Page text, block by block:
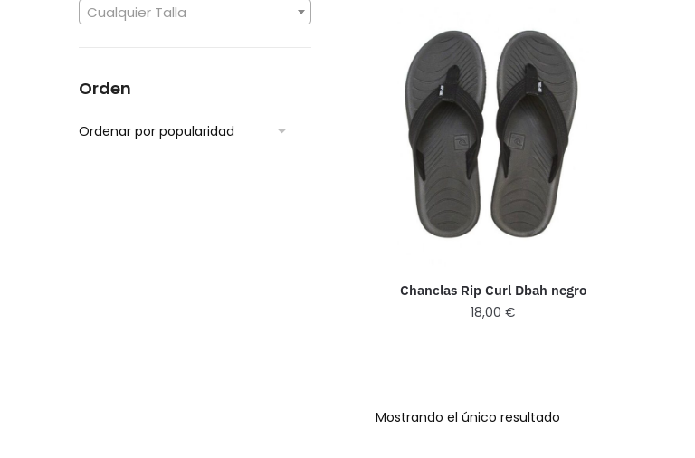
Chanclas Rip Curl Dbah negro
18,00 €
Mostrando el único resultado
Cualquier Talla
Orden